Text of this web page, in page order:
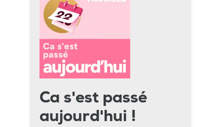
Ca s'est passé
aujourd'hui !